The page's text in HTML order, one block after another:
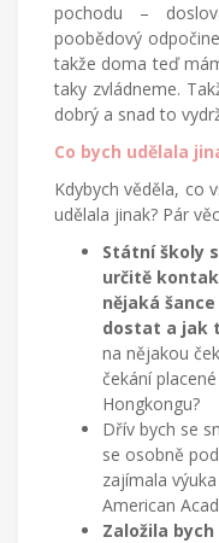
pochodu –
poobědový
takže doma teď
taky zvládneme.
dobrý a snad to
Co bych udělala
Kdybych věděla, co
udělala jinak? Pár
Státní školy
určitě
nějaká
dostat a jak
na nějakou
čekání
Hongkongu?
Dřív bych se
se osobně
zajímala
American
Založila